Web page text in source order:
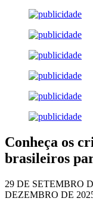
Conheça os
brasileiros
29 DE SETEMBRO
DEZEMBRO DE